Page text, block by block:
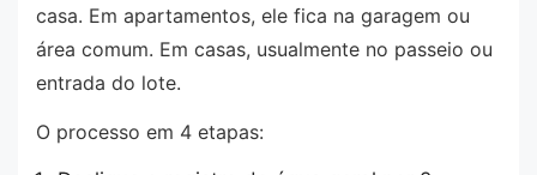
casa. Em apartamentos, ele fica na garagem ou
área comum. Em casas, usualmente no passeio ou
entrada do lote.
O processo em 4 etapas: